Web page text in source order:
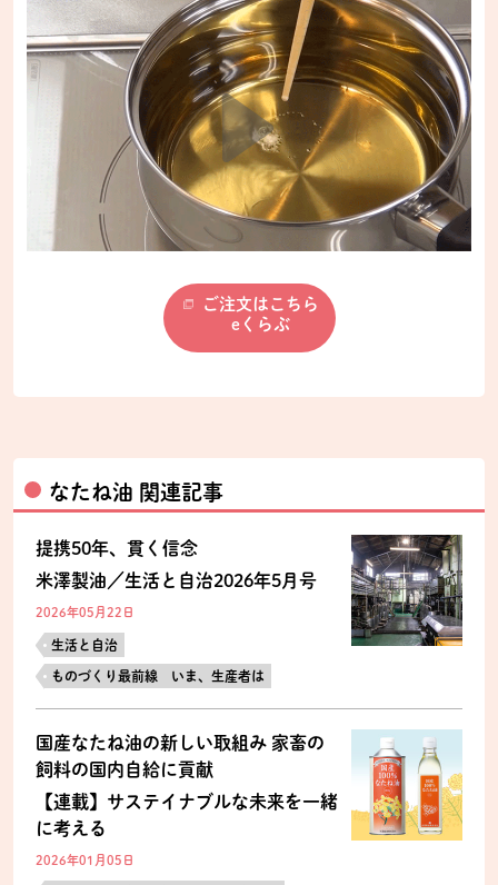
ご注文はこちら
eくらぶ
なたね油 関連記事
提携50年、貫く信念
米澤製油／生活と自治2026年5月号
2026年05月22日
生活と自治
ものづくり最前線 いま、生産者は
国産なたね油の新しい取組み 家畜の
飼料の国内自給に貢献
【連載】サステイナブルな未来を一緒
に考える
2026年01月05日